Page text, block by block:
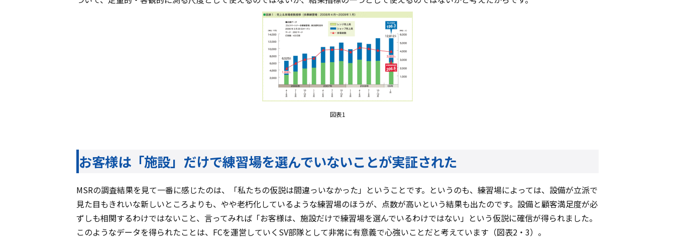
図表1
お客様は「施設」だけで練習場を選んでいないことが実証された
MSRの調査結果を見て一番に感じたのは、「私たちの仮説は間違っいなかった」ということです。というのも、練習場によっては、設備が立派で
見た目もきれいな新しいところよりも、やや老朽化しているような練習場のほうが、点数が高いという結果も出たのです。設備と顧客満足度が必
ずしも相関するわけではないこと、言ってみれば「お客様は、施設だけで練習場を選んでいるわけではない」という仮説に確信が得られました。
このようなデータを得られたことは、FCを運営していくSV部隊として非常に有意義で心強いことだと考えています（図表2・3）。